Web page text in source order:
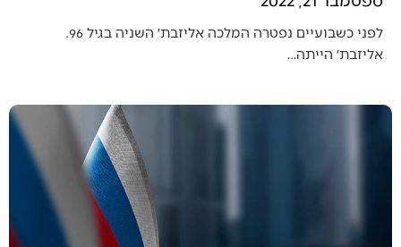
אליזבת׳ הייתה…